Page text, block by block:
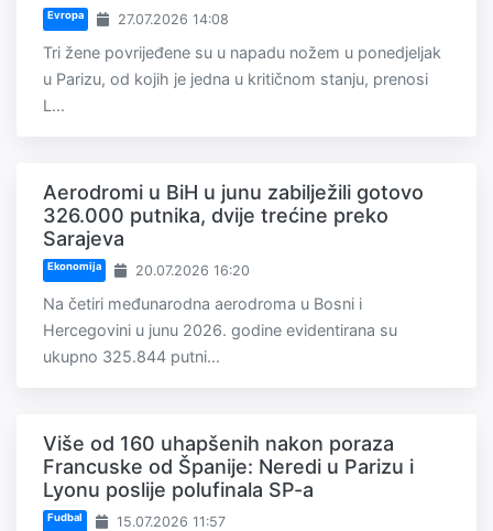
Evropa 27.07.2026 14:08
Tri žene povrijeđene su u napadu nožem u ponedjeljak
u Parizu, od kojih je jedna u kritičnom stanju, prenosi
L...
Aerodromi u BiH u junu zabilježili gotovo
326.000 putnika, dvije trećine preko
Sarajeva
Ekonomija 20.07.2026 16:20
Na četiri međunarodna aerodroma u Bosni i
Hercegovini u junu 2026. godine evidentirana su
ukupno 325.844 putni...
Više od 160 uhapšenih nakon poraza
Francuske od Španije: Neredi u Parizu i
Lyonu poslije polufinala SP-a
Fudbal 15.07.2026 11:57